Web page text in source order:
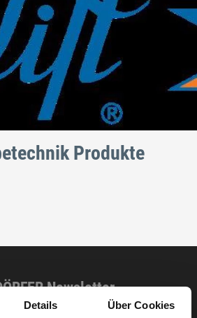
Details Über Cookies
Produkte
Newsletter